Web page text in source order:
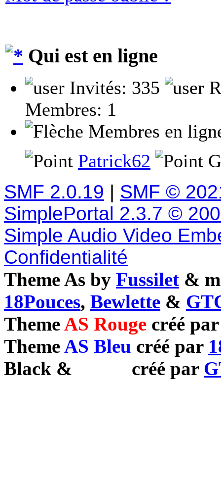
Qui est en ligne
Invités: 335
Membres: 1
Membres en
Patrick62
SMF 2.0.19 | SMF ©
SimplePortal 2.3.7 ©
Simple Audio Video
Confidentialité
Theme As by Fussilet &
18Pouces, Bewlette &
ThemeAS Rouge créé
ThemeAS Bleu créé par
Black & créé par